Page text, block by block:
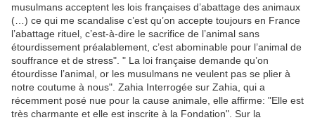
musulmans acceptent les lois françaises d’abattage des animaux
(…) ce qui me scandalise c’est qu’on accepte toujours en France
l’abattage rituel, c’est-à-dire le sacrifice de l’animal sans
étourdissement préalablement, c’est abominable pour l’animal de
souffrance et de stress". " La loi française demande qu’on
étourdisse l’animal, or les musulmans ne veulent pas se plier à
notre coutume à nous". Zahia Interrogée sur Zahia, qui a
récemment posé nue pour la cause animale, elle affirme: "Elle est
très charmante et elle est inscrite à la Fondation". Sur la